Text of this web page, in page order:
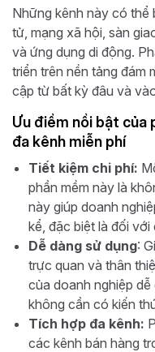
Những kênh này có thể
tử, mạng xã hội, sàn
và ứng dụng di động.
triển trên nền tảng đám
cập từ bất kỳ đâu và
Ưu điểm nổi bật của
đa kênh miễn phí
Tiết kiệm chi phí:
phần mềm này là
này giúp doanh
kể, đặc biệt là đối
Dễ dàng sử dụng:
trực quan và thân
của doanh nghiệp
không cần có kiến
Tích hợp đa kênh:
các kênh bán hàng